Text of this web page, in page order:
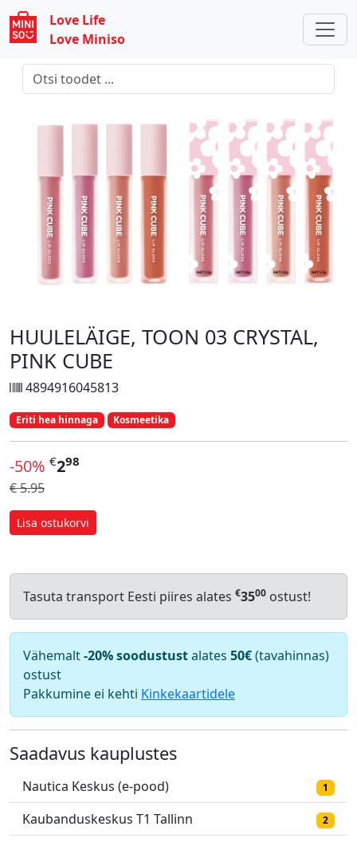
Love Life
Love Miniso
HUULELÄIGE, TOON 03 CRYSTAL,
PINK CUBE
4894916045813
Eriti hea hinnaga Kosmeetika
-50% €298
€ 5.95
Lisa ostukorvi
Tasuta transport Eesti piires alates €3500 ostust!
Vähemalt-20% soodustustalates 50€(tavahinnas)
ostust
Pakkumine ei kehti Kinkekaartidele
Saadavus kauplustes
Nautica Keskus (e-pood) 1
Kaubanduskeskus T1 Tallinn 2